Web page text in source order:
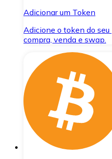
Adicionar um Token
Adicione o token do
compra, venda e swap.